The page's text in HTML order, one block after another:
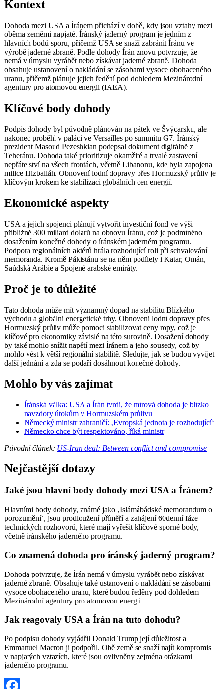
Kontext
Dohoda mezi USA a Íránem přichází v době, kdy jsou vztahy mezi
oběma zeměmi napjaté. Íránský jaderný program je jedním z
hlavních bodů sporu, přičemž USA se snaží zabránit Íránu ve
výrobě jaderné zbraně. Podle dohody Írán znovu potvrzuje, že
nemá v úmyslu vyrábět nebo získávat jaderné zbraně. Dohoda
obsahuje ustanovení o nakládání se zásobami vysoce obohaceného
uranu, přičemž plánuje jejich ředění pod dohledem Mezinárodní
agentury pro atomovou energii (IAEA).
Klíčové body dohody
Podpis dohody byl původně plánován na pátek ve Švýcarsku, ale
nakonec proběhl v paláci ve Versailles po summitu G7. Íránský
prezident Masoud Pezeshkian podepsal dokument digitálně z
Teheránu. Dohoda také prioritizuje okamžité a trvalé zastavení
nepřátelství na všech frontách, včetně Libanonu, kde byla zapojena
milice Hizballáh. Obnovení lodní dopravy přes Hormuzský průliv je
klíčovým krokem ke stabilizaci globálních cen energií.
Ekonomické aspekty
USA a jejich spojenci plánují vytvořit investiční fond ve výši
přibližně 300 miliard dolarů na obnovu Íránu, což je podmíněno
dosažením konečné dohody o íránském jaderném programu.
Podpora regionálních aktérů hrála rozhodující roli při schvalování
memoranda. Kromě Pákistánu se na něm podílely i Katar, Omán,
Saúdská Arábie a Spojené arabské emiráty.
Proč je to důležité
Tato dohoda může mít významný dopad na stabilitu Blízkého
východu a globální energetické trhy. Obnovení lodní dopravy přes
Hormuzský průliv může pomoci stabilizovat ceny ropy, což je
klíčové pro ekonomiky závislé na této surovině. Dosažení dohody
by také mohlo snížit napětí mezi Íránem a jeho sousedy, což by
mohlo vést k větší regionální stabilitě. Sledujte, jak se budou vyvíjet
další jednání a zda se podaří dosáhnout konečné dohody.
Mohlo by vás zajímat
Íránská válka: USA a Írán tvrdí, že mírová dohoda je blízko
navzdory útokům v Hormuzském průlivu
Německý ministr zahraničí: ‚Evropská jednota je rozhodující‘
Německo chce být respektováno, říká ministr
Původní článek: US-Iran deal: Between conflict and compromise
Nejčastější dotazy
Jaké jsou hlavní body dohody mezi USA a Íránem?
Hlavními body dohody, známé jako ‚Islámábádské memorandum o
porozumění‘, jsou prodloužení příměří a zahájení 60denní fáze
technických rozhovorů, které mají vyřešit klíčové sporné body,
včetně íránského jaderného programu.
Co znamená dohoda pro íránský jaderný program?
Dohoda potvrzuje, že Írán nemá v úmyslu vyrábět nebo získávat
jaderné zbraně. Obsahuje také ustanovení o nakládání se zásobami
vysoce obohaceného uranu, které budou ředěny pod dohledem
Mezinárodní agentury pro atomovou energii.
Jak reagovaly USA a Írán na tuto dohodu?
Po podpisu dohody vyjádřil Donald Trump její důležitost a
Emmanuel Macron ji podpořil. Obě země se snaží najít kompromis
v napjatých vztazích, které jsou ovlivněny zejména otázkami
jaderného programu.